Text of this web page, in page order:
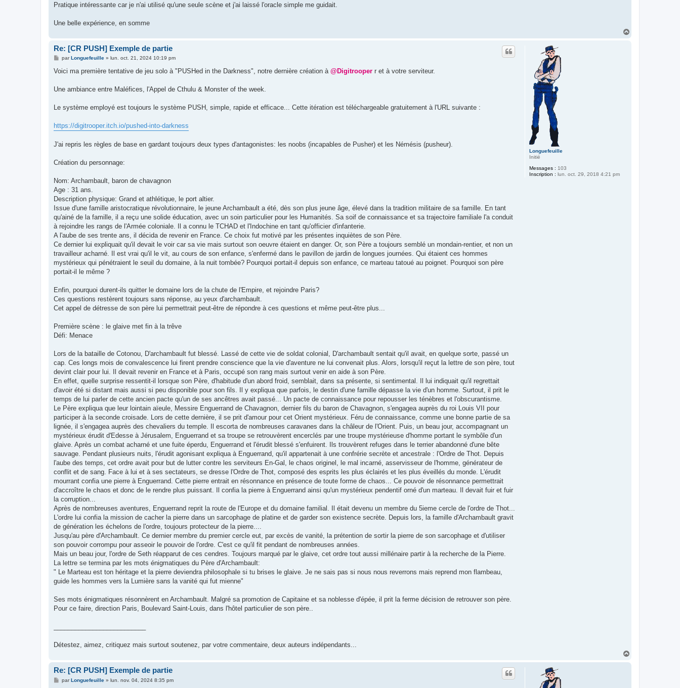
Pratique intéressante car je n'ai utilisé qu'une seule scène et j'ai laissé l'oracle simple me guidait.
Une belle expérience, en somme
Longuefeuille
Initié
Messages : 103
Inscription : lun. oct. 29, 2018 4:21 pm
Re: [CR PUSH] Exemple de partie
M
s
g
parLonguefeuille» lun. oct. 21, 2024 10:19 pm
Voici ma première tentative de jeu solo à "PUSHed in the Darkness", notre dernière création à @Digitrooper r et à votre serviteur.
Une ambiance entre Maléfices, l'Appel de Cthulu & Monster of the week.
Le système employé est toujours le système PUSH, simple, rapide et efficace... Cette itération est téléchargeable gratuitement à l'URL suivante :
https://digitrooper.itch.io/pushed-into-darkness
J'ai repris les règles de base en gardant toujours deux types d'antagonistes: les noobs (incapables de Pusher) et les Némésis (pusheur).
Création du personnage:
Nom: Archambault, baron de chavagnon
Age : 31 ans.
Description physique: Grand et athlétique, le port altier.
Issue d'une famille aristocratique révolutionnaire, le jeune Archambault a été, dès son plus jeune âge, élevé dans la tradition militaire de sa famille. En tant
qu'ainé de la famille, il a reçu une solide éducation, avec un soin particulier pour les Humanités. Sa soif de connaissance et sa trajectoire familiale l'a conduit
à rejoindre les rangs de l'Armée coloniale. Il a connu le TCHAD et l'Indochine en tant qu'officier d'infanterie.
A l'aube de ses trente ans, il décida de revenir en France. Ce choix fut motivé par les présentes inquiètes de son Père.
Ce dernier lui expliquait qu'il devait le voir car sa vie mais surtout son oeuvre étaient en danger. Or, son Père a toujours semblé un mondain-rentier, et non un
travailleur acharné. Il est vrai qu'il le vit, au cours de son enfance, s'enfermé dans le pavillon de jardin de longues journées. Qui étaient ces hommes
mystérieux qui pénétraient le seuil du domaine, à la nuit tombée? Pourquoi portait-il depuis son enfance, ce marteau tatoué au poignet. Pourquoi son père
portait-il le même ?
Enfin, pourquoi durent-ils quitter le domaine lors de la chute de l'Empire, et rejoindre Paris?
Ces questions restèrent toujours sans réponse, au yeux d'archambault.
Cet appel de détresse de son père lui permettrait peut-être de répondre à ces questions et même peut-être plus...
Première scène : le glaive met fin à la trêve
Défi: Menace
Lors de la bataille de Cotonou, D'archambault fut blessé. Lassé de cette vie de soldat colonial, D'archambault sentait qu'il avait, en quelque sorte, passé un
cap. Ces longs mois de convalescence lui firent prendre conscience que la vie d'aventure ne lui convenait plus. Alors, lorsqu'il reçut la lettre de son père, tout
devint clair pour lui. Il devait revenir en France et à Paris, occupé son rang mais surtout venir en aide à son Père.
En effet, quelle surprise ressentit-il lorsque son Père, d'habitude d'un abord froid, semblait, dans sa présente, si sentimental. Il lui indiquait qu'il regrettait
d'avoir été si distant mais aussi si peu disponible pour son fils. Il y expliqua que parfois, le destin d'une famille dépasse la vie d'un homme. Surtout, il prit le
temps de lui parler de cette ancien pacte qu'un de ses ancêtres avait passé... Un pacte de connaissance pour repousser les ténèbres et l'obscurantisme.
Le Père expliqua que leur lointain aïeule, Messire Enguerrand de Chavagnon, dernier fils du baron de Chavagnon, s'engagea auprès du roi Louis VII pour
participer à la seconde croisade. Lors de cette dernière, il se prit d'amour pour cet Orient mystérieux. Féru de connaissance, comme une bonne partie de sa
lignée, il s'engagea auprès des chevaliers du temple. Il escorta de nombreuses caravanes dans la châleur de l'Orient. Puis, un beau jour, accompagnant un
mystérieux érudit d'Edesse à Jérusalem, Enguerrand et sa troupe se retrouvèrent encerclés par une troupe mystérieuse d'homme portant le symbôle d'un
glaive. Après un combat acharné et une fuite éperdu, Enguerrand et l'érudit blessé s'enfuirent. Ils trouvèrent refuges dans le terrier abandonné d'une bête
sauvage. Pendant plusieurs nuits, l'érudit agonisant expliqua à Enguerrand, qu'il appartenait à une confrérie secrète et ancestrale : l'Ordre de Thot. Depuis
l'aube des temps, cet ordre avait pour but de lutter contre les serviteurs En-Gal, le chaos originel, le mal incarné, asservisseur de l'homme, générateur de
conflit et de sang. Face à lui et à ses sectateurs, se dresse l'Ordre de Thot, composé des esprits les plus éclairés et les plus éveillés du monde. L'érudit
mourrant confia une pierre à Enguerrand. Cette pierre entrait en résonnance en présence de toute forme de chaos... Ce pouvoir de résonnance permettrait
d'accroître le chaos et donc de le rendre plus puissant. Il confia la pierre à Enguerrand ainsi qu'un mystérieux pendentif orné d'un marteau. Il devait fuir et fuir
la corruption...
Après de nombreuses aventures, Enguerrand reprit la route de l'Europe et du domaine familial. Il était devenu un membre du 5ieme cercle de l'ordre de Thot...
L'ordre lui confia la mission de cacher la pierre dans un sarcophage de platine et de garder son existence secrète. Depuis lors, la famille d'Archambault gravit
de génération les échelons de l'ordre, toujours protecteur de la pierre....
Jusqu'au père d'Archambault. Ce dernier membre du premier cercle eut, par excès de vanité, la prétention de sortir la pierre de son sarcophage et d'utiliser
son pouvoir corrompu pour asseoir le pouvoir de l'ordre. C'est ce qu'il fit pendant de nombreuses années.
Mais un beau jour, l'ordre de Seth réapparut de ces cendres. Toujours marqué par le glaive, cet ordre tout aussi millénaire partir à la recherche de la Pierre.
La lettre se termina par les mots énigmatiques du Père d'Archambault:
" Le Marteau est ton héritage et la pierre deviendra philosophale si tu brises le glaive. Je ne sais pas si nous nous reverrons mais reprend mon flambeau,
guide les hommes vers la Lumière sans la vanité qui fut mienne"
Ses mots énigmatiques résonnèrent en Archambault. Malgré sa promotion de Capitaine et sa noblesse d'épée, il prit la ferme décision de retrouver son père.
Pour ce faire, direction Paris, Boulevard Saint-Louis, dans l'hôtel particulier de son père..
Détestez, aimez, critiquez mais surtout soutenez, par votre commentaire, deux auteurs indépendants...
Re: [CR PUSH] Exemple de partie
MparLonguefeuille» lun. nov. 04, 2024 8:35 pm